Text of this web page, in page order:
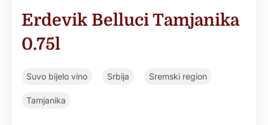
Erdevik Belluci Tamjanika
0.75l
Suvo bijelo vino Srbija Sremski region
Tamjanika